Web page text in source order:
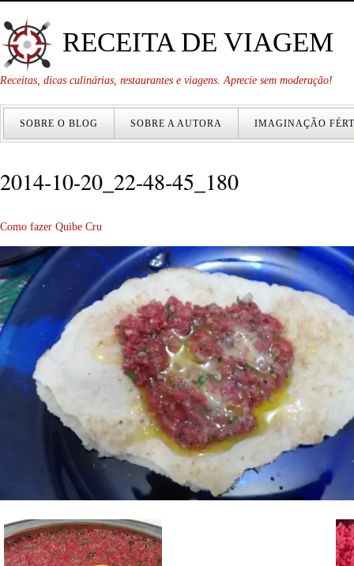
RECEITA DE VIAGEM
Receitas, dicas culinárias, restaurantes e viagens. Aprecie sem moderação!
SOBRE O BLOG SOBRE A AUTORA IMAGINAÇÃO
2014-10-20_22-48-45_180
Como fazer Quibe Cru